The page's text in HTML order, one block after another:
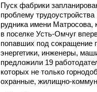
Пуск фабрики
проблему
рудника имени Матросова,
в поселке Усть-Омчуг
попавших под сокращение
энергетики, инженеры,
предложили 19
которых не только
охранные, жилищно-